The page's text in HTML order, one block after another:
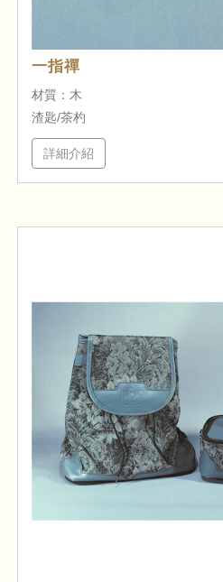
一指禪
材質：木
渣匙/茶杓
詳細介紹